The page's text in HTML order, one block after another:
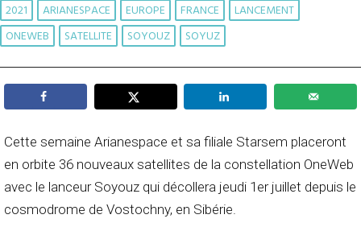
2021 ARIANESPACE EUROPE FRANCE
LANCEMENT
ONEWEB
SATELLITE SOYOUZ SOYUZ
Cette semaine Arianespace et sa filiale Starsem placeront
en orbite 36 nouveaux satellites de la constellation OneWeb
avec le lanceur Soyouz qui décollera jeudi 1er juillet depuis le
cosmodrome de Vostochny, en Sibérie.